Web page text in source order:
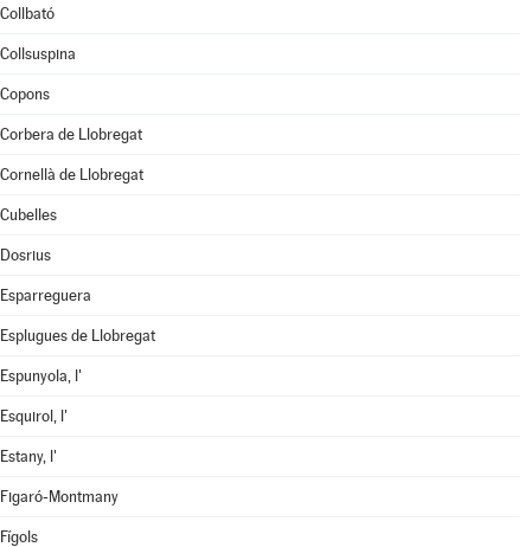
Collbató
Collsuspina
Copons
Corbera de Llobregat
Cornellà de Llobregat
Cubelles
Dosrius
Esparreguera
Esplugues de Llobregat
Espunyola, l'
Esquirol, l'
Estany, l'
Figaró-Montmany
Fígols